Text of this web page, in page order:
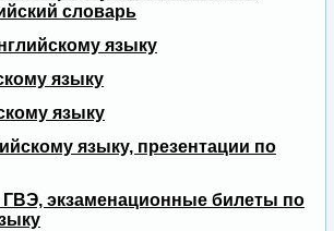
словарь
языку
языку
языку
языку, презентации по
экзаменационные билеты по